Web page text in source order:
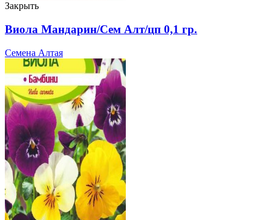
Закрыть
Виола Мандарин/Сем Алт/цп 0,1 гр.
Семена Алтая